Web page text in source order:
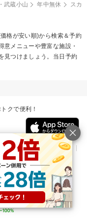
武蔵小山 年中無休
スカ
格が安い順)から検索＆予約
意メニューや豊富な施設・
見つけましょう。当日予約
クで便利！
リリース情報
利用規約
ビス一覧 アプリ一覧